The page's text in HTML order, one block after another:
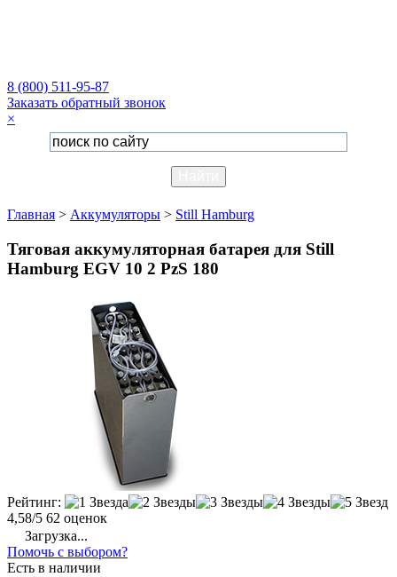
8 (800) 511-95-87
Заказать обратный звонок
×
Главная > Аккумуляторы > Still Hamburg
Тяговая аккумуляторная батарея для Still
Hamburg EGV 10 2 PzS 180
Рейтинг:
4,58/5 62 оценок
Загрузка...
Помочь с выбором?
Есть в наличии